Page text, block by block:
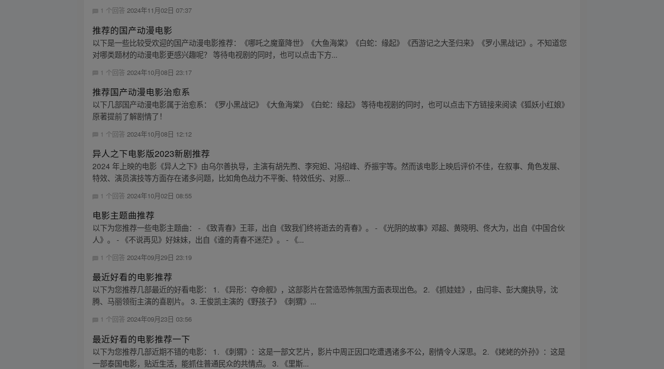
1 个回答2024年11月02日 07:37
推荐的国产动漫电影
以下是一些比较受欢迎的国产动漫电影推荐：《哪吒之魔童降世》《大鱼海棠》《白蛇：缘起》《西游记之大圣归来》《罗小黑战记》。不知道您
对哪类题材的动漫电影更感兴趣呢？ 等待电视剧的同时，也可以点击下方...
1 个回答 2024年10月08日 23:17
推荐国产动漫电影治愈系
以下几部国产动漫电影属于治愈系：《罗小黑战记》《大鱼海棠》《白蛇：缘起》 等待电视剧的同时，也可以点击下方链接来阅读《狐妖小红娘》
原著提前了解剧情了！
1 个回答 2024年10月08日 12:12
异人之下电影版2023新剧推荐
2024 年上映的电影《异人之下》由乌尔善执导，主演有胡先煦、李宛妲、冯绍峰、乔振宇等。然而该电影上映后评价不佳，在叙事、角色发展、
特效、演员演技等方面存在诸多问题，比如角色战力不平衡、特效低劣、对原...
1 个回答2024年10月02日 08:55
电影主题曲推荐
以下为您推荐一些电影主题曲： - 《致青春》王菲，出自《致我们终将逝去的青春》。 - 《光阴的故事》邓超、黄晓明、佟大为，出自《中国合伙
人》。 - 《不说再见》好妹妹，出自《谁的青春不迷茫》。 - 《...
1 个回答2024年09月29日 23:19
最近好看的电影推荐
以下为您推荐几部最近的好看电影： 1. 《异形：夺命舰》，这部影片在营造恐怖氛围方面表现出色。 2. 《抓娃娃》，由闫非、彭大魔执导，沈
腾、马丽领衔主演的喜剧片。 3. 王俊凯主演的《野孩子》《刺猬》...
1 个回答2024年09月23日 03:56
最近好看的电影推荐一下
以下为您推荐几部近期不错的电影： 1. 《刺猬》：这是一部文艺片，影片中周正因口吃遭遇诸多不公，剧情令人深思。 2. 《姥姥的外孙》：这是
一部泰国电影，贴近生活，能抓住普通民众的共情点。 3. 《里斯...